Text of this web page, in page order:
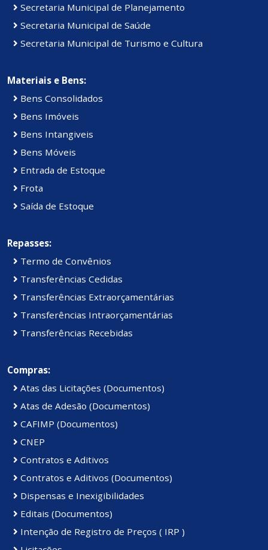
Secretaria Municipal de Planejamento
Secretaria Municipal de Saúde
Secretaria Municipal de Turismo e Cultura
Materiais e Bens:
Bens Consolidados
Bens Imóveis
Bens Intangiveis
Bens Móveis
Entrada de Estoque
Frota
Saída de Estoque
Repasses:
Termo de Convênios
Transferências Cedidas
Transferências Extraorçamentárias
Transferências Intraorçamentárias
Transferências Recebidas
Compras:
Atas das Licitações (Documentos)
Atas de Adesão (Documentos)
CAFIMP (Documentos)
CNEP
Contratos e Aditivos
Contratos e Aditivos (Documentos)
Dispensas e Inexigibilidades
Editais (Documentos)
Intenção de Registro de Preços ( IRP )